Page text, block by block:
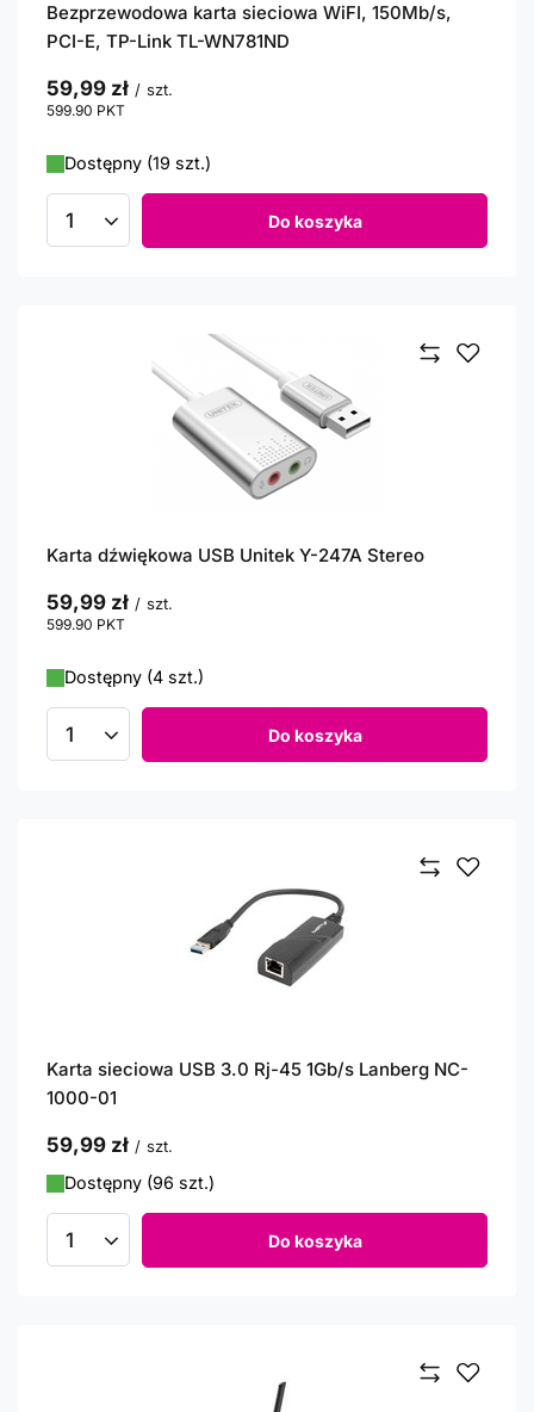
Bezprzewodowa karta sieciowa WiFI, 150Mb/s,
PCI-E, TP-Link TL-WN781ND
59,99 zł / szt.
599.90 PKT
Dostępny (19 szt.)
Ilość produktów Do koszyka
Karta dźwiękowa USB Unitek Y-247A Stereo
59,99 zł / szt.
599.90 PKT
Dostępny (4 szt.)
Ilość produktów Do koszyka
Karta sieciowa USB 3.0 Rj-45 1Gb/s Lanberg NC-
1000-01
59,99 zł / szt.
Dostępny (96 szt.)
Ilość produktów Do koszyka